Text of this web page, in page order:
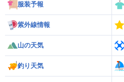
服装予報
紫外線情報
山の天気
釣り天気